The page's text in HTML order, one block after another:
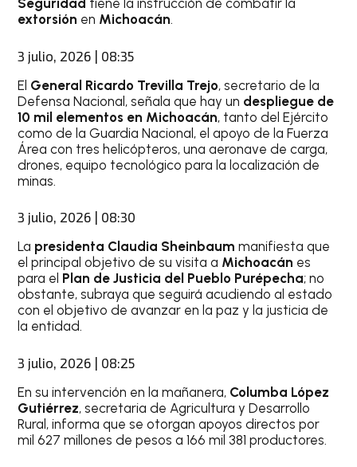
Seguridad tiene la instrucción de combatir la
extorsión en Michoacán.
3 julio, 2026 | 08:35
El General Ricardo Trevilla Trejo, secretario de la
Defensa Nacional, señala que hay un despliegue de
10 mil elementos en Michoacán, tanto del Ejército
como de la Guardia Nacional, el apoyo de la Fuerza
Área con tres helicópteros, una aeronave de carga,
drones, equipo tecnológico para la localización de
minas.
3 julio, 2026 | 08:30
La presidenta Claudia Sheinbaum manifiesta que
el principal objetivo de su visita a Michoacán es
para el Plan de Justicia del Pueblo Purépecha; no
obstante, subraya que seguirá acudiendo al estado
con el objetivo de avanzar en la paz y la justicia de
la entidad.
3 julio, 2026 | 08:25
En su intervención en la mañanera, Columba López
Gutiérrez, secretaria de Agricultura y Desarrollo
Rural, informa que se otorgan apoyos directos por
mil 627 millones de pesos a 166 mil 381 productores.